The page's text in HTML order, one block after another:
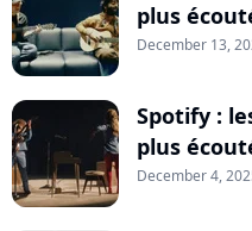
plus
December 13,
Spotify :
plus
December 4,